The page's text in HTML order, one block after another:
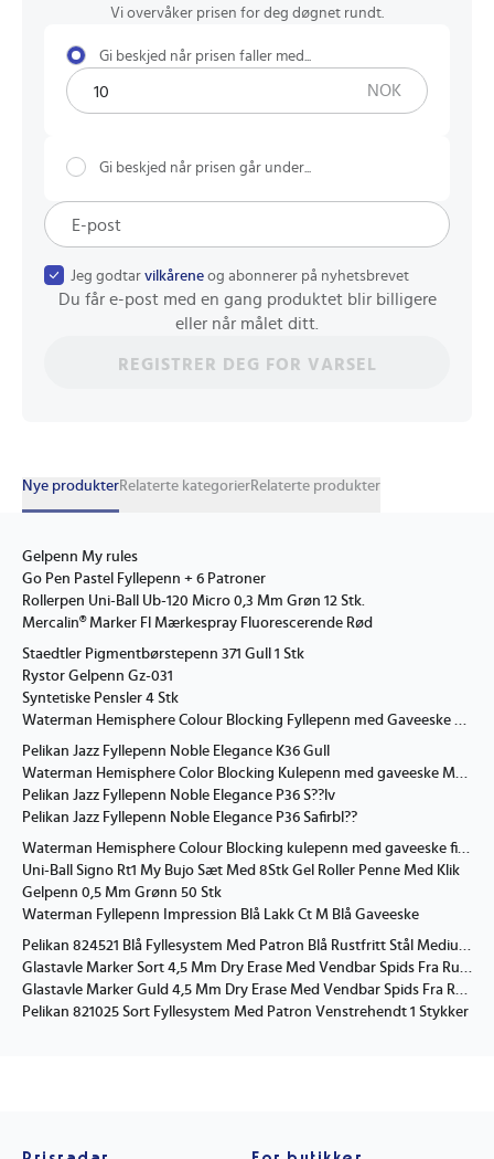
Vi overvåker prisen for deg døgnet rundt.
Gi beskjed når prisen faller med...
NOK
Gi beskjed når prisen går under...
Jeg godtar vilkårene og abonnerer på nyhetsbrevet
Du får e-post med en gang produktet blir billigere
eller når målet ditt.
REGISTRER DEG FOR VARSEL
Nye produkterRelaterte kategorierRelaterte produkter
Gelpenn My rules
Go Pen Pastel Fyllepenn + 6 Patroner
Rollerpen Uni-Ball Ub-120 Micro 0,3 Mm Grøn 12 Stk.
Mercalin® Marker Fl Mærkespray Fluorescerende Rød
Staedtler Pigmentbørstepenn 371 Gull 1 Stk
Rystor Gelpenn Gz-031
Syntetiske Pensler 4 Stk
Waterman Hemisphere Colour Blocking Fyllepenn med Gaveeske Medium Gr??nn
Pelikan Jazz Fyllepenn Noble Elegance K36 Gull
Waterman Hemisphere Color Blocking Kulepenn med gaveeske Medium Lilla
Pelikan Jazz Fyllepenn Noble Elegance P36 S??lv
Pelikan Jazz Fyllepenn Noble Elegance P36 Safirbl??
Waterman Hemisphere Colour Blocking kulepenn med gaveeske fin gr??nn
Uni-Ball Signo Rt1 My Bujo Sæt Med 8Stk Gel Roller Penne Med Klik
Gelpenn 0,5 Mm Grønn 50 Stk
Waterman Fyllepenn Impression Blå Lakk Ct M Blå Gaveeske
Pelikan 824521 Blå Fyllesystem Med Patron Blå Rustfritt Stål Medium Høyrehendt
Glastavle Marker Sort 4,5 Mm Dry Erase Med Vendbar Spids Fra Rund Til Skrå 2 Stk. I Pakke
Glastavle Marker Guld 4,5 Mm Dry Erase Med Vendbar Spids Fra Rund Til Skrå 2 Stk. I Pakke
Pelikan 821025 Sort Fyllesystem Med Patron Venstrehendt 1 Stykker